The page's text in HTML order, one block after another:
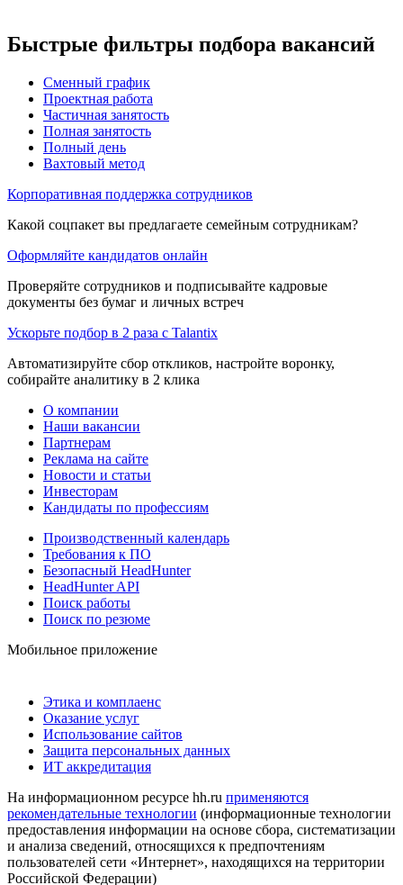
Быстрые фильтры подбора вакансий
Сменный график
Проектная работа
Частичная занятость
Полная занятость
Полный день
Вахтовый метод
Корпоративная поддержка сотрудников
Какой соцпакет вы предлагаете семейным сотрудникам?
Оформляйте кандидатов онлайн
Проверяйте сотрудников и подписывайте кадровые
документы без бумаг и личных встреч
Ускорьте подбор в 2 раза с Talantix
Автоматизируйте сбор откликов, настройте воронку,
собирайте аналитику в 2 клика
О компании
Наши вакансии
Партнерам
Реклама на сайте
Новости и статьи
Инвесторам
Кандидаты по профессиям
Производственный календарь
Требования к ПО
Безопасный HeadHunter
HeadHunter API
Поиск работы
Поиск по резюме
Мобильное приложение
Этика и комплаенс
Оказание услуг
Использование сайтов
Защита персональных данных
ИТ аккредитация
На информационном ресурсе hh.ru применяются
рекомендательные технологии (информационные технологии
предоставления информации на основе сбора, систематизации
и анализа сведений, относящихся к предпочтениям
пользователей сети «Интернет», находящихся на территории
Российской Федерации)